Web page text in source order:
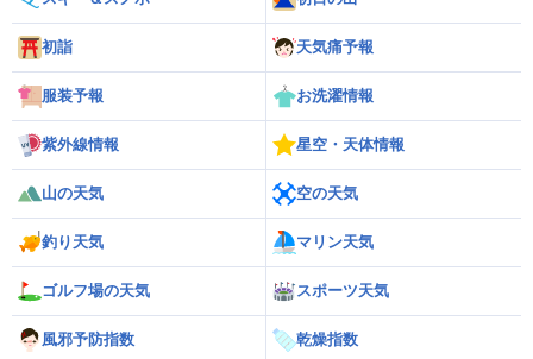
初詣 天気痛予報
服装予報 お洗濯情報
紫外線情報 星空・天体情報
山の天気 空の天気
釣り天気 マリン天気
ゴルフ場の天気 スポーツ天気
風邪予防指数 乾燥指数